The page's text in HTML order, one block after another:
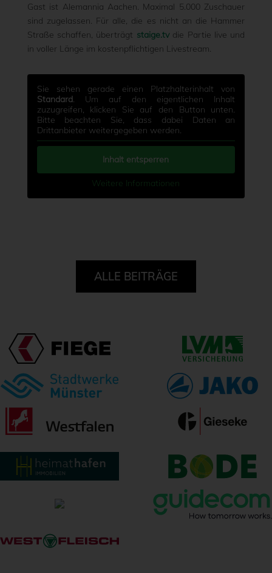
Gast ist Alemannia Aachen. Maximal 5.000 Zuschauer
sind zugelassen. Für alle, die es nicht an die Hammer
Straße schaffen, überträgt staige.tvdie Partie live und
in voller Länge im kostenpflichtigen Livestream.
Sie sehen gerade einen Platzhalterinhalt von
Standard. Um auf den eigentlichen Inhalt
zuzugreifen, klicken Sie auf den Button unten.
Bitte beachten Sie, dass dabei Daten an
Drittanbieter weitergegeben werden.
Inhalt entsperren
Weitere Informationen
ALLE BEITRÄGE